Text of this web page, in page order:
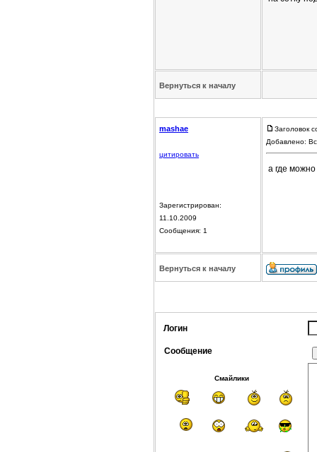
Вернуться к началу
mashae
цитировать
Зарегистрирован:
11.10.2009
Сообщения: 1
Заголовок
Добавлено:
а где
Вернуться к началу
Логин
Сообщение
Смайлики